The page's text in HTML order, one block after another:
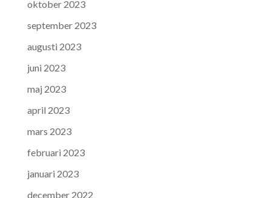
oktober 2023
september 2023
augusti 2023
juni 2023
maj 2023
april 2023
mars 2023
februari 2023
januari 2023
december 2022